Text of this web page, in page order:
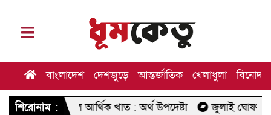
বাংলাদেশ দেশজুড়ে আন্তর্জাতিক খেলাধুলা বিনোদন
শিরোনাম :
ছিল আর্থিক খাত : অর্থ উপদেষ্টা জুলাই ঘোষণাপত্র